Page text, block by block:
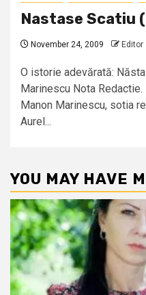
Nastase Scatiu
November 24, 2009 Editor
O istorie adevărată:
Marinescu Nota
Manon Marinescu, sotia
Aurel...
YOU MAY HAVE